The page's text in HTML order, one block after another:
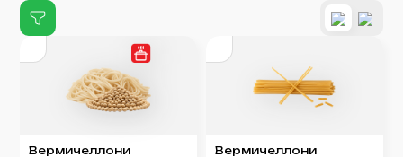
Вермичеллони
Вермичеллони